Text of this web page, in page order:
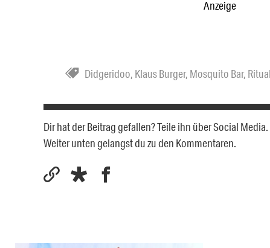
Anzeige
Didgeridoo, Klaus Burger, Mosquito Bar,
Dir hat der Beitrag gefallen? Teile ihn über Social
Weiter unten gelangst du zu den Kommentaren.